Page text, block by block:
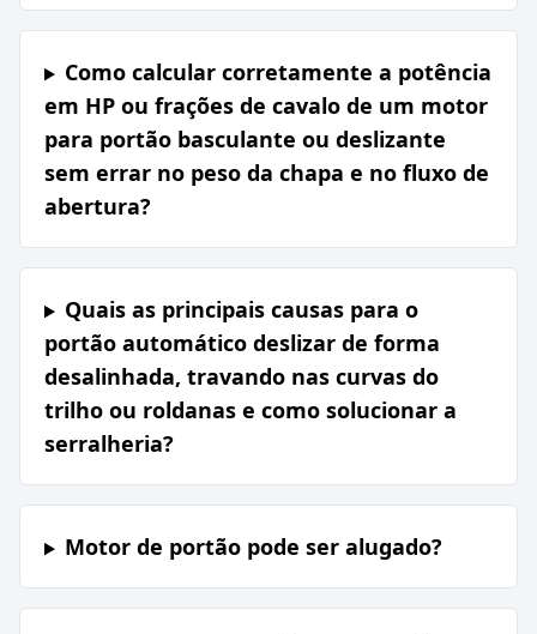
Como calcular corretamente a potência
em HP ou frações de cavalo de um motor
para portão basculante ou deslizante
sem errar no peso da chapa e no fluxo de
abertura?
Quais as principais causas para o
portão automático deslizar de forma
desalinhada, travando nas curvas do
trilho ou roldanas e como solucionar a
serralheria?
Motor de portão pode ser alugado?